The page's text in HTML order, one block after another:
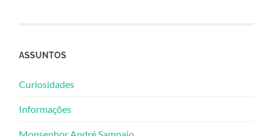
ASSUNTOS
Curiosidades
Informações